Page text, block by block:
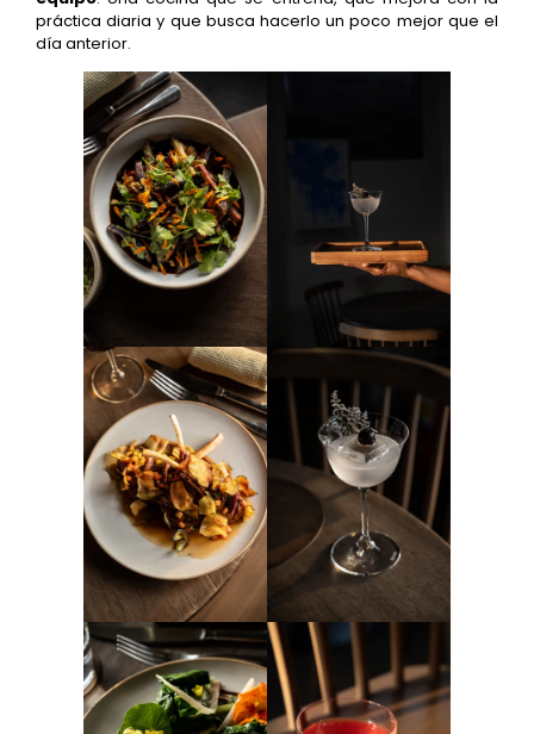
práctica diaria y que busca hacerlo un poco mejor que el
día anterior.